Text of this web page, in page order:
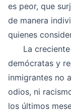
es peor, que
de manera
quienes
La creciente
demócratas y
inmigrantes no
odios, ni
los últimos